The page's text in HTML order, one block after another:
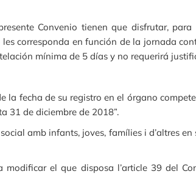
Convenio tienen que disfrutar,
corresponda en función de la jornada
mínima de 5 días y no requerirá
la fecha de su registro en el órgano
31 de diciembre de 2018”.
amb infants, joves, famílies i d’altres
modificar el que disposa l’article 39 del